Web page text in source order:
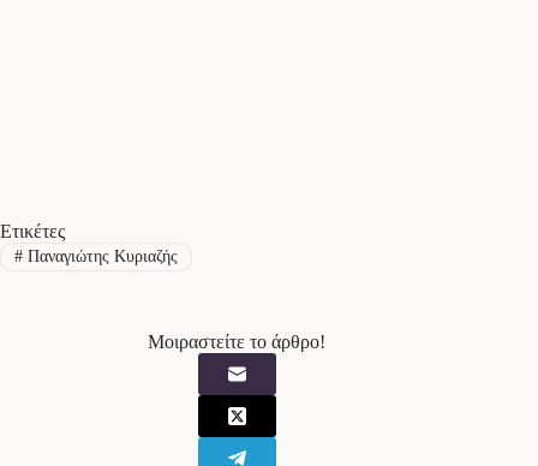
Ετικέτες
#Παναγιώτης Κυριαζής
Μοιραστείτε το άρθρο!